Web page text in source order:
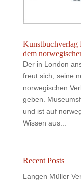
Kunstbuchverlag
dem
Der in London
freut sich, seine
norwegischen
geben.
und ist auf
Wissen aus...
Recent Posts
Langen Müller